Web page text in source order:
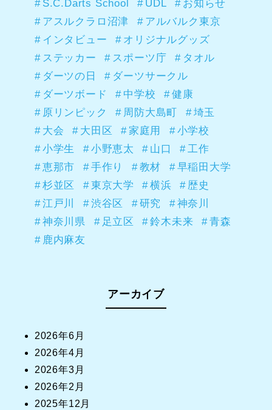
S.C.Darts School UDL
お知らせ
アスルクラロ沼津
アルバルク東京
インタビュー
オリジナルグッズ
ステッカー
スポーツ庁
タオル
ダーツの日
ダーツサークル
ダーツボード
中学校
健康
原リンピック
周防大島町
埼玉
大会
大田区 家庭用
小学校
小学生
小野恵太 山口
工作
恵那市
手作り 教材
早稲田大学
杉並区
東京大学 横浜
歴史
江戸川
渋谷区 研究
神奈川
神奈川県
足立区 鈴木未来
青森
鹿内麻友
アーカイブ
2026年6月
2026年4月
2026年3月
2026年2月
2025年12月